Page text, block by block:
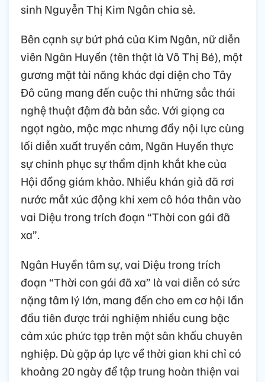
sinh Nguyễn Thị Kim Ngân chia sẻ.
Bên cạnh sự bứt phá của Kim Ngân, nữ diễn
viên Ngân Huyền (tên thật là Võ Thị Bé), một
gương mặt tài năng khác đại diện cho Tây
Đô cũng mang đến cuộc thi những sắc thái
nghệ thuật đậm đà bản sắc. Với giọng ca
ngọt ngào, mộc mạc nhưng đầy nội lực cùng
lối diễn xuất truyền cảm, Ngân Huyền thực
sự chinh phục sự thẩm định khắt khe của
Hội đồng giám khảo. Nhiều khán giả đã rơi
nước mắt xúc động khi xem cô hóa thân vào
vai Diệu trong trích đoạn “Thời con gái đã
xa”.
Ngân Huyền tâm sự, vai Diệu trong trích
đoạn “Thời con gái đã xa” là vai diễn có sức
nặng tâm lý lớn, mang đến cho em cơ hội lần
đầu tiên được trải nghiệm nhiều cung bậc
cảm xúc phức tạp trên một sân khấu chuyên
nghiệp. Dù gặp áp lực về thời gian khi chỉ có
khoảng 20 ngày để tập trung hoàn thiện vai